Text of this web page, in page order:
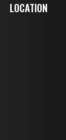
LOCATION